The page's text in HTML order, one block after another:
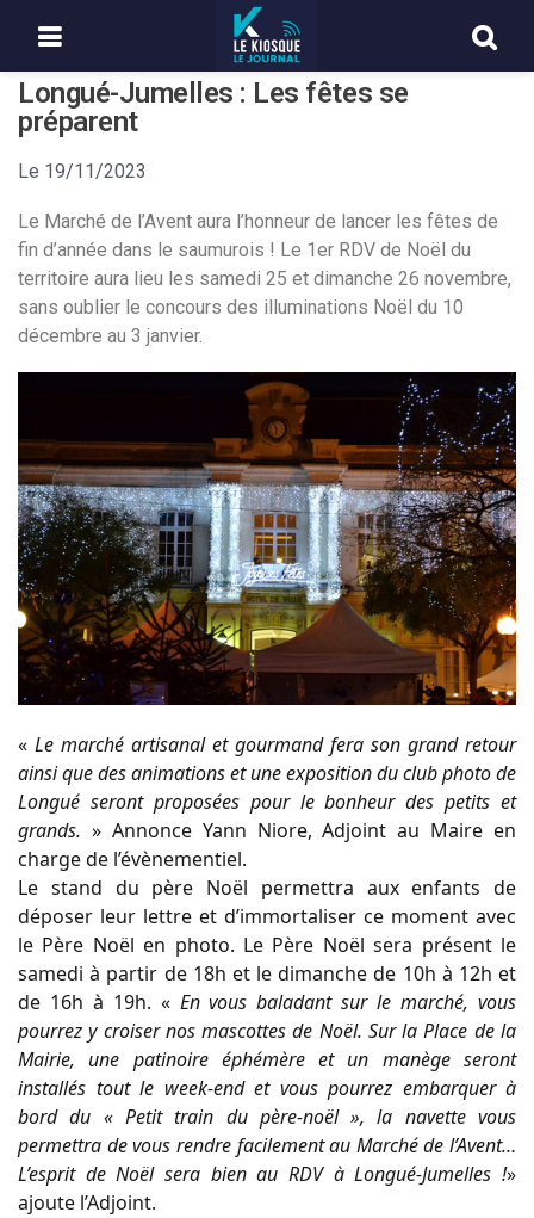
Longué-Jumelles : Les fêtes se
préparent
Le 19/11/2023
Le Marché de l’Avent aura l’honneur de lancer les fêtes de
fin d’année dans le saumurois ! Le 1er RDV de Noël du
territoire aura lieu les samedi 25 et dimanche 26 novembre,
sans oublier le concours des illuminations Noël du 10
décembre au 3 janvier.
« Le marché artisanal et gourmand fera son grand retour
ainsi que des animations et une exposition du club photo de
Longué seront proposées pour le bonheur des petits et
grands. » Annonce Yann Niore, Adjoint au Maire en
charge de l’évènementiel.
Le stand du père Noël permettra aux enfants de
déposer leur lettre et d’immortaliser ce moment avec
le Père Noël en photo. Le Père Noël sera présent le
samedi à partir de 18h et le dimanche de 10h à 12h et
de 16h à 19h. « En vous baladant sur le marché, vous
pourrez y croiser nos mascottes de Noël. Sur la Place de la
Mairie, une patinoire éphémère et un manège seront
installés tout le week-end et vous pourrez embarquer à
bord du « Petit train du père-noël », la navette vous
permettra de vous rendre facilement au Marché de l’Avent…
L’esprit de Noël sera bien au RDV à Longué-Jumelles !»
ajoute l’Adjoint.